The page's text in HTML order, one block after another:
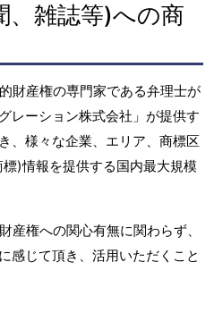
、雑誌等)への商
財産権の専門家である弁理士が
レーション株式会社」が提供す
、様々な企業、エリア、商標区
)情報を提供する国内最大規模
産権への関心有無に関わらず、
感じて頂き、活用いただくこと